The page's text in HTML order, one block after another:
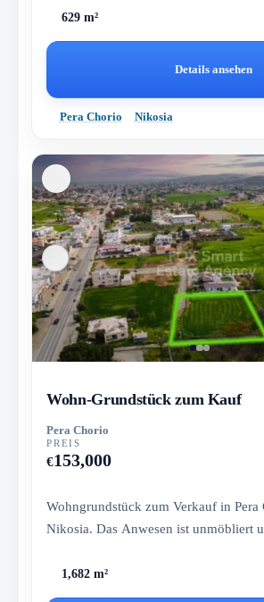
629 m²
Details ansehen
Pera Chorio Nikosia
Wohn-Grundstück zum Kauf
Pera Chorio
PREIS
€153,000
Wohngrundstück zum Verkauf in Pera
Nikosia. Das Anwesen ist unmöbliert
1,682 m²